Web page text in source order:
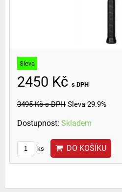
Sleva
2450 Kč s DPH
3495 Kčs DPH Sleva 29.9%
Dostupnost: Skladem
ks DO KOŠÍKU